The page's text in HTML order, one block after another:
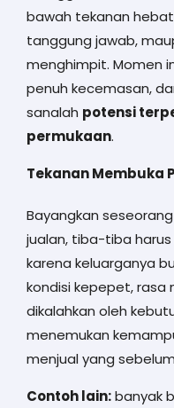
bawah tekanan
tanggung jawab,
menghimpit. Momen
penuh kecemasan,
sanalah potensi
permukaan.
Tekanan Membuka
Bayangkan
jualan, tiba-tiba
karena keluarganya
kondisi kepepet,
dikalahkan oleh
menemukan
menjual yang
Contoh lain:banyak